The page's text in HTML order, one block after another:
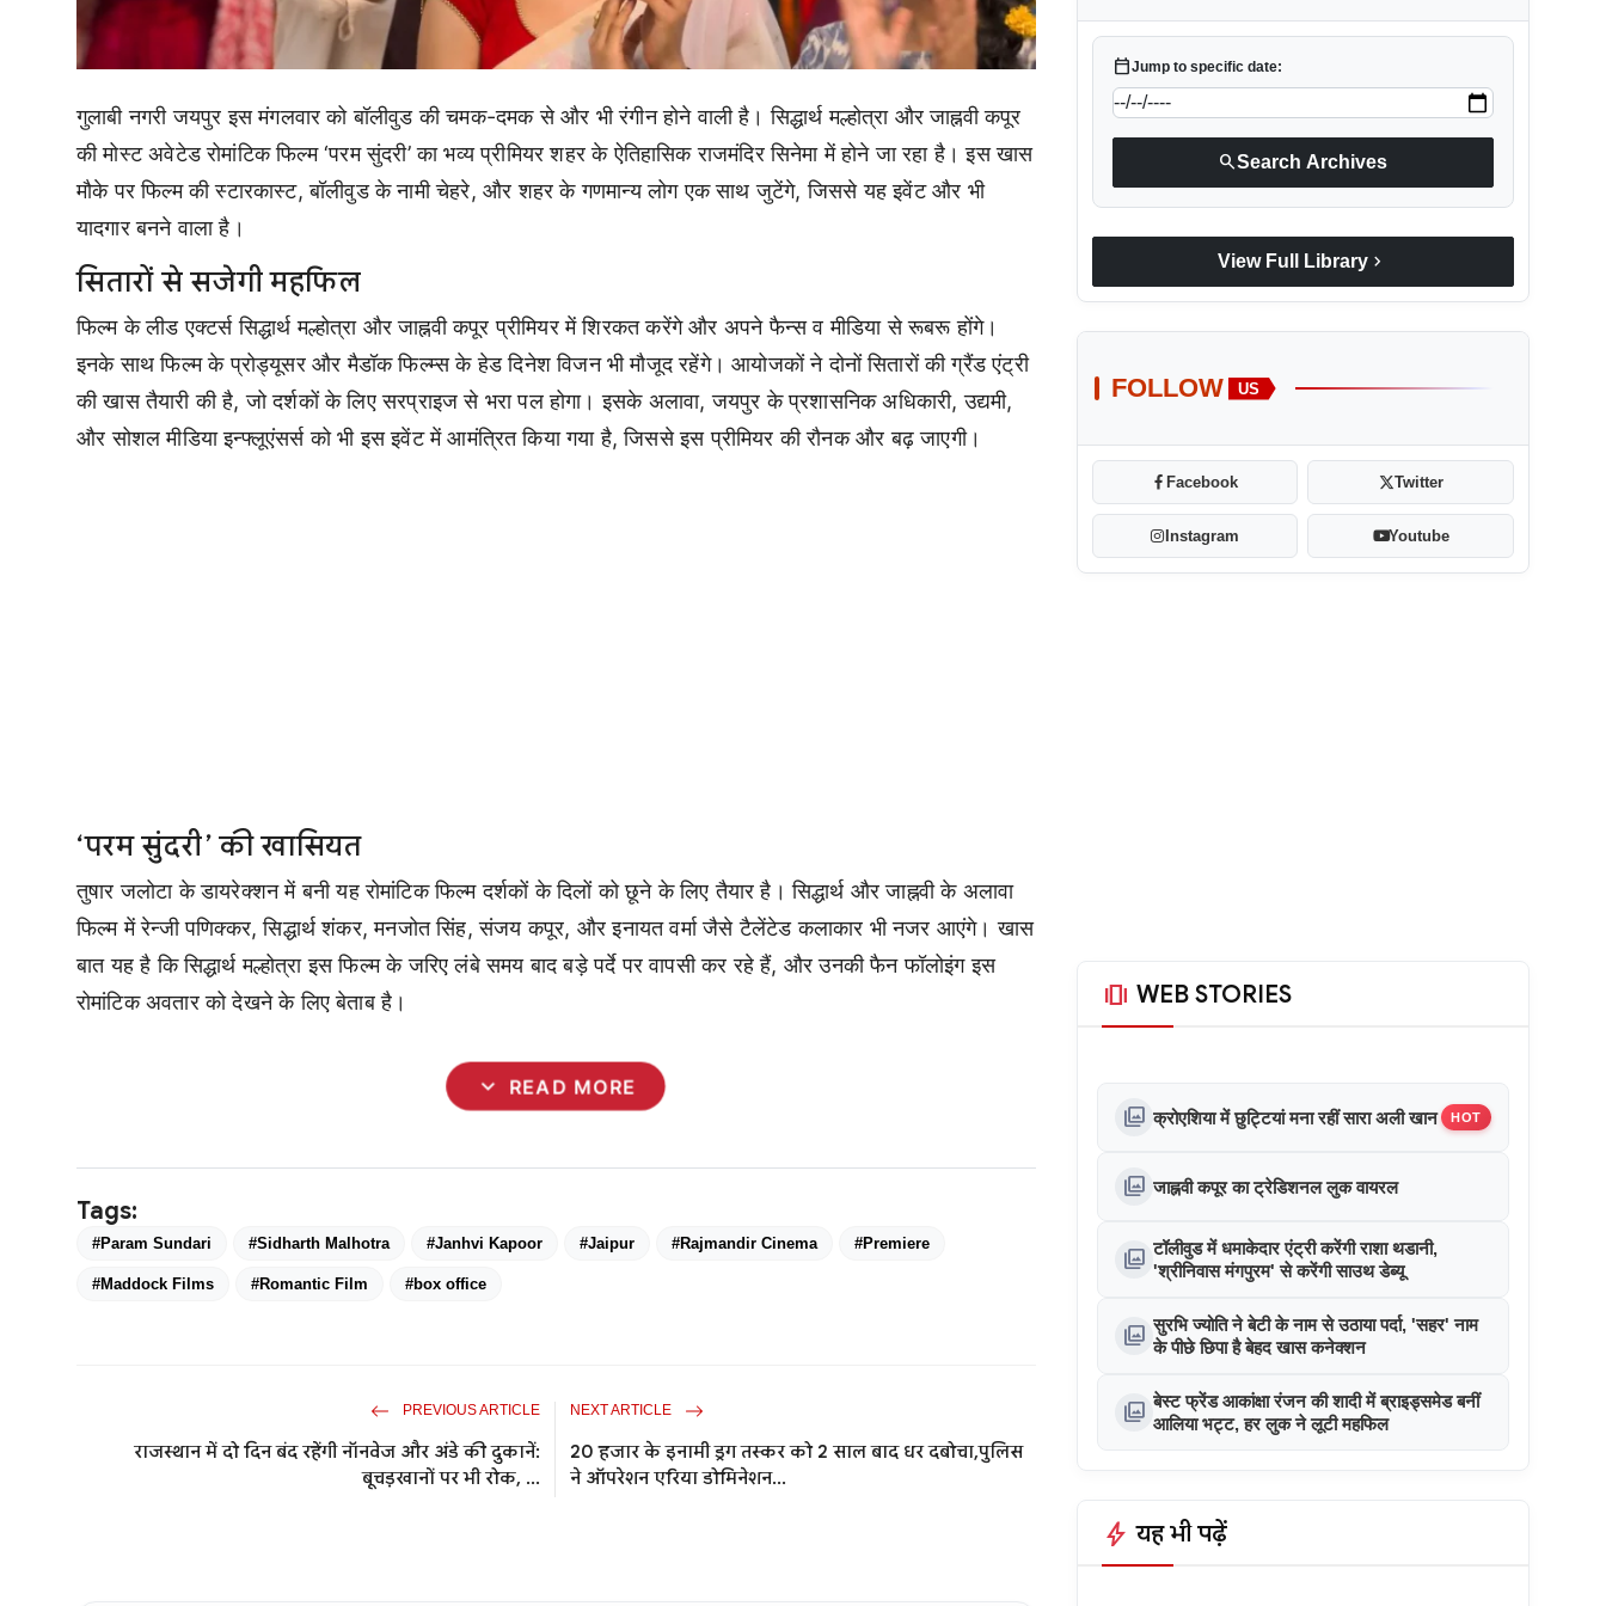
गुलाबी नगरी जयपुर इस मंगलवार को बॉलीवुड की चमक-दमक से और भी रंगीन होने वाली है। सिद्धार्थ मल्होत्रा और जाह्नवी कपूर
की मोस्ट अवेटेड रोमांटिक फिल्म ‘परम सुंदरी’ का भव्य प्रीमियर शहर के ऐतिहासिक राजमंदिर सिनेमा में होने जा रहा है। इस खास
मौके पर फिल्म की स्टारकास्ट, बॉलीवुड के नामी चेहरे, और शहर के गणमान्य लोग एक साथ जुटेंगे, जिससे यह इवेंट और भी
यादगार बनने वाला है।
सितारों से सजेगी महफिल
फिल्म के लीड एक्टर्स सिद्धार्थ मल्होत्रा और जाह्नवी कपूर प्रीमियर में शिरकत करेंगे और अपने फैन्स व मीडिया से रूबरू होंगे।
इनके साथ फिल्म के प्रोड्यूसर और मैडॉक फिल्म्स के हेड दिनेश विजन भी मौजूद रहेंगे। आयोजकों ने दोनों सितारों की ग्रैंड एंट्री
की खास तैयारी की है, जो दर्शकों के लिए सरप्राइज से भरा पल होगा। इसके अलावा, जयपुर के प्रशासनिक अधिकारी, उद्यमी,
और सोशल मीडिया इन्फ्लूएंसर्स को भी इस इवेंट में आमंत्रित किया गया है, जिससे इस प्रीमियर की रौनक और बढ़ जाएगी।
‘परम सुंदरी’ की खासियत
तुषार जलोटा के डायरेक्शन में बनी यह रोमांटिक फिल्म दर्शकों के दिलों को छूने के लिए तैयार है। सिद्धार्थ और जाह्नवी के अलावा
फिल्म में रेन्जी पणिक्कर, सिद्धार्थ शंकर, मनजोत सिंह, संजय कपूर, और इनायत वर्मा जैसे टैलेंटेड कलाकार भी नजर आएंगे। खास
बात यह है कि सिद्धार्थ मल्होत्रा इस फिल्म के जरिए लंबे समय बाद बड़े पर्दे पर वापसी कर रहे हैं, और उनकी फैन फॉलोइंग इस
रोमांटिक अवतार को देखने के लिए बेताब है।
expand_more READ MORE
Tags:
#Param Sundari #Sidharth Malhotra #Janhvi Kapoor #Jaipur #Rajmandir Cinema #Premiere
#Maddock Films #Romantic Film #box office
PREVIOUS ARTICLE
राजस्थान में दो दिन बंद रहेंगी नॉनवेज और अंडे की दुकानें:
बूचड़खानों पर भी रोक, ...
NEXT ARTICLE
20 हजार के इनामी ड्रग तस्कर को 2 साल बाद धर दबोचा,पुलिस
ने ऑपरेशन एरिया डोमिनेशन...
calendar_todayJump to specific date:
searchSearch Archives
View Full Library chevron_right
FOLLOW US
Facebook Twitter
Instagram Youtube
amp_stories WEB STORIES
photo_library क्रोएशिया में छुट्टियां मना रहीं सारा अली खान HOT
photo_library जाह्नवी कपूर का ट्रेडिशनल लुक वायरल
photo_library टॉलीवुड में धमाकेदार एंट्री करेंगी राशा थडानी,
'श्रीनिवास मंगपुरम' से करेंगी साउथ डेब्यू
photo_library सुरभि ज्योति ने बेटी के नाम से उठाया पर्दा, 'सहर' नाम
के पीछे छिपा है बेहद खास कनेक्शन
photo_library बेस्ट फ्रेंड आकांक्षा रंजन की शादी में ब्राइड्समेड बनीं
आलिया भट्ट, हर लुक ने लूटी महफिल
bolt यह भी पढ़ें